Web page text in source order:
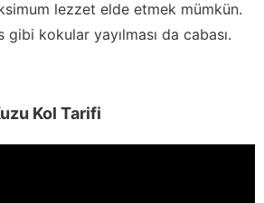
lezzet elde etmek mümkün.
kokular yayılması da cabası.
Kol Tarifi